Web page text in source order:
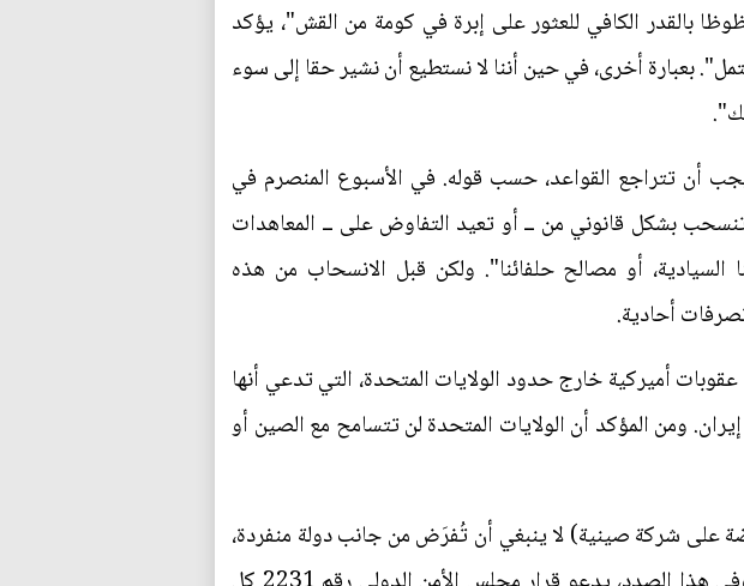
بالقدر الكافي للعثور على إبرة في كومة من القش"، يؤكد
بعبارة أخرى، في حين أننا لا نستطيع أن نشير حقا إلى سوء
أن تتراجع القواعد، حسب قوله. في الأسبوع المنصرم في
بشكل قانوني من ــ أو تعيد التفاوض على ــ المعاهدات
السيادية، أو مصالح حلفائنا". ولكن قبل الانسحاب من هذه
أحادية.
أميركية خارج حدود الولايات المتحدة، التي تدعي أنها
ومن المؤكد أن الولايات المتحدة لن تتسامح مع الصين أو
على شركة صينية) لا ينبغي أن تُفرَض من جانب دولة منفردة،